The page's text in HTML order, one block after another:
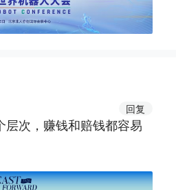
回复
层次，赚钱和赔钱都容易